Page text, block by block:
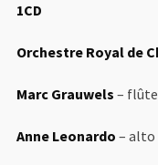
1CD
Orchestre Royal de
Marc Grauwels – flûte
Anne Leonardo – alto